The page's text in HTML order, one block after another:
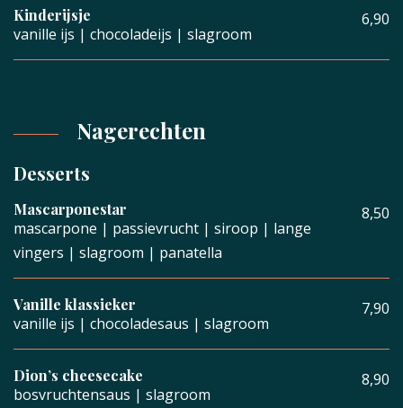
Kinderijsje 6,90
vanille ijs | chocoladeijs | slagroom
Nagerechten
Desserts
Mascarponestar 8,50
mascarpone | passievrucht | siroop | lange
vingers | slagroom | panatella
Vanille klassieker 7,90
vanille ijs | chocoladesaus | slagroom
Dion’s cheesecake 8,90
bosvruchtensaus | slagroom